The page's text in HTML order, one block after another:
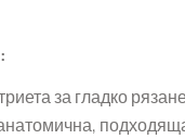
за гладко